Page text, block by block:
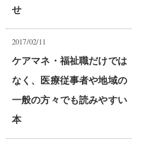
せ
2017/02/11
ケアマネ・福祉職だけでは
なく、医療従事者や地域の
一般の方々でも読みやすい
本